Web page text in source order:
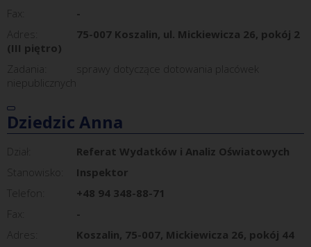
Fax:
-
Adres:
75-007 Koszalin, ul. Mickiewicza 26, pokój 2
(III piętro)
Zadania:
sprawy dotyczące dotowania placówek
niepublicznych
Dziedzic Anna
Dział:
Referat Wydatków i Analiz Oświatowych
Stanowisko:
Inspektor
Telefon:
+48 94 348-88-71
Fax:
-
Adres:
Koszalin, 75-007, Mickiewicza 26, pokój 44